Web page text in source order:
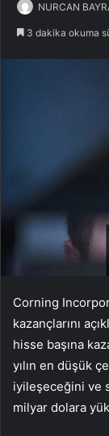
NURCAN
3 dakika okuma
Corning
kazançlarını
hisse başına
yılın en düşük
iyileşeceğini ve
milyar dolara